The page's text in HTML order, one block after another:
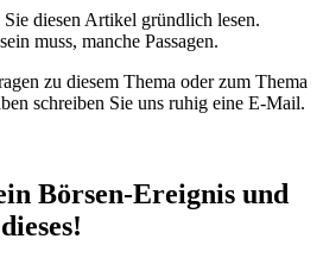
diesen Artikel gründlich lesen.
muss, manche Passagen.
zu diesem Thema oder zum Thema
schreiben Sie uns ruhig eine E-Mail.
Börsen-Ereignis und